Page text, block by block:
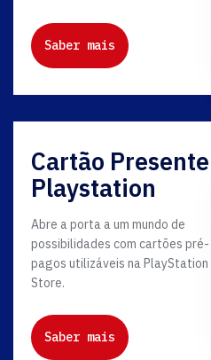
Saber mais
Cartão Presente
Playstation
Abre a porta a um mundo de
possibilidades com cartões pré-
pagos utilizáveis na PlayStation
Store.
Saber mais